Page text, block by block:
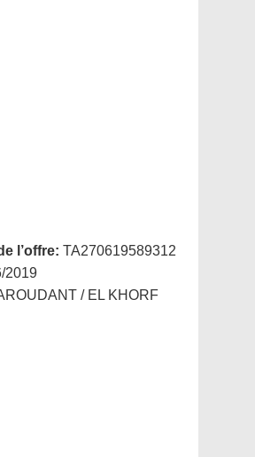
l’offre: TA270619589312
2019
/ EL KHORF